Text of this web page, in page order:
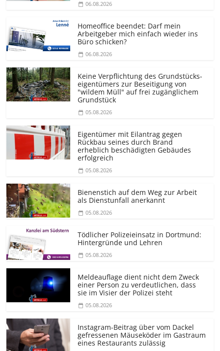
06.08.2026
Homeoffice beendet: Darf mein
Arbeitgeber mich einfach wieder ins
Büro schicken?
06.08.2026
Keine Verpflichtung des Grundstücks­
eigentümers zur Beseitigung von
"wildem Müll" auf frei zugänglichem
Grundstück
05.08.2026
Eigentümer mit Eilantrag gegen
Rückbau seines durch Brand
erheblich beschädigten Gebäudes
erfolgreich
05.08.2026
Bienenstich auf dem Weg zur Arbeit
als Dienstunfall anerkannt
05.08.2026
Tödlicher Polizeieinsatz in Dortmund:
Hintergründe und Lehren
05.08.2026
Meldeauflage dient nicht dem Zweck
einer Person zu verdeutlichen, dass
sie im Visier der Polizei steht
05.08.2026
Instagram-Beitrag über vom Dackel
gefressenen Mäuseköder im Gastraum
eines Restaurants zulässig